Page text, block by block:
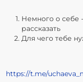
Немного о себе
рассказать
Для чего тебе
https://t.me/